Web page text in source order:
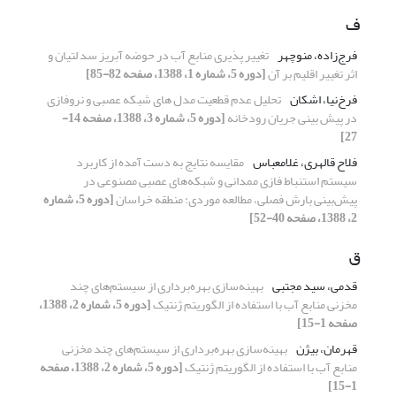
ف
فرج‌زاده، منوچهر تغییر پذیری منابع آب در حوضه آبریز سد لتیان و
اثر تغییر اقلیم بر آن[دوره 5، شماره 1، 1388، صفحه 82-85]
فرخ‌نیا، اشکان تحلیل عدم قطعیت مدل های شبکه عصبی و نروفازی
در پیش بینی جریان رودخانه [دوره 5، شماره 3، 1388، صفحه 14-
27]
فلاح قالهری، غلامعباس مقایسه نتایج به دست آمده از کاربرد
سیستم استنباط فازی ممدانی و شبکه‌های عصبی مصنوعی در
پیش‌بینی بارش فصلی، مطالعه موردی: منطقه خراسان [دوره 5، شماره
2، 1388، صفحه 40-52]
ق
قدمی، سید مجتبی بهینه‌‍‍‌‌سازی بهره‌برداری از سیستم‌های چند
مخزنی منابع آب با استفاده از الگوریتم ژنتیک [دوره 5، شماره 2، 1388،
صفحه 1-15]
قهرمان، بیژن بهینه‌‍‍‌‌سازی بهره‌برداری از سیستم‌های چند مخزنی
منابع آب با استفاده از الگوریتم ژنتیک [دوره 5، شماره 2، 1388، صفحه
1-15]